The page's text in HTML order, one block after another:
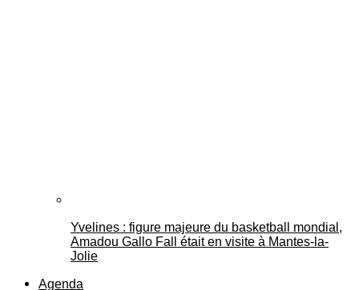
Yvelines : figure majeure du basketball mondial,
Amadou Gallo Fall était en visite à Mantes-la-
Jolie
Agenda